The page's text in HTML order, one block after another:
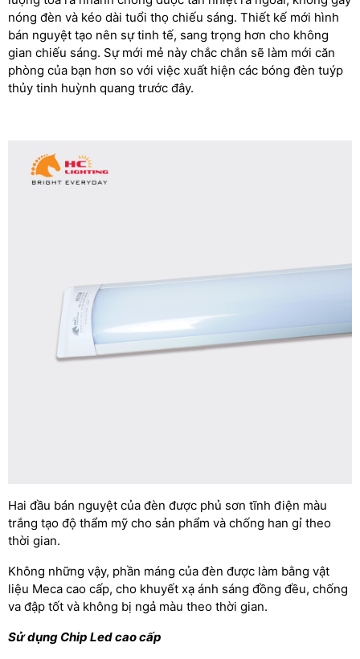
nóng đèn và kéo dài tuổi thọ chiếu sáng. Thiết kế mới hình
bán nguyệt tạo nên sự tinh tế, sang trọng hơn cho không
gian chiếu sáng. Sự mới mẻ này chắc chắn sẽ làm mới căn
phòng của bạn hơn so với việc xuất hiện các bóng đèn tuýp
thủy tinh huỳnh quang trước đây.
Hai đầu bán nguyệt của đèn được phủ sơn tĩnh điện màu
trắng tạo độ thẩm mỹ cho sản phẩm và chống han gỉ theo
thời gian.
Không những vậy, phần máng của đèn được làm bằng vật
liệu Meca cao cấp, cho khuyết xạ ánh sáng đồng đều, chống
va đập tốt và không bị ngả màu theo thời gian.
Sử dụng Chip Led cao cấp